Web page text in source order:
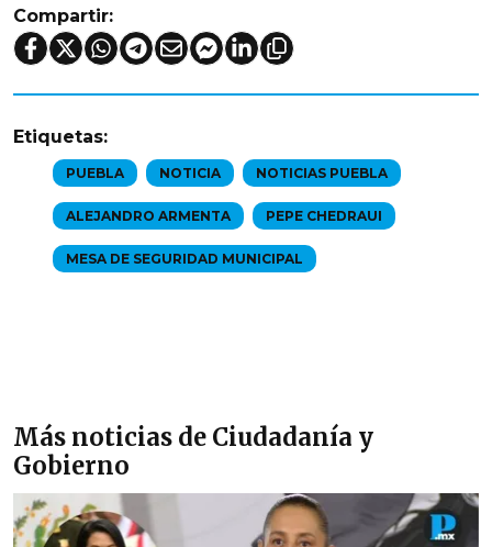
Compartir:
Etiquetas:
PUEBLA NOTICIA NOTICIAS PUEBLA
ALEJANDRO ARMENTA PEPE CHEDRAUI
MESA DE SEGURIDAD MUNICIPAL
Más noticias de Ciudadanía y
Gobierno